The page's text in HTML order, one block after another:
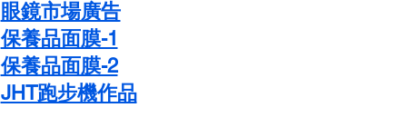
眼鏡市場廣告
保養品面膜-1
保養品面膜-2
JHT跑步機作品